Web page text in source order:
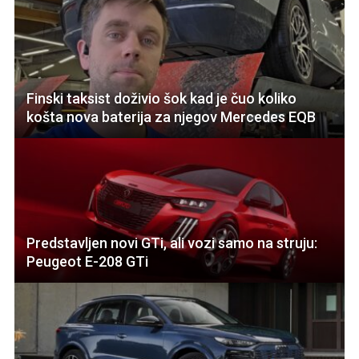
Finski taksist doživio šok kad je čuo koliko
košta nova baterija za njegov Mercedes EQB
Predstavljen novi GTi, ali vozi samo na struju:
Peugeot E-208 GTi